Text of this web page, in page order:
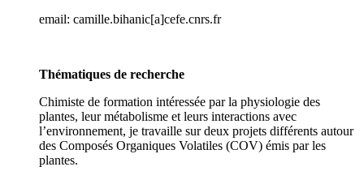
email: camille.bihanic[a]cefe.cnrs.fr
Thématiques de recherche
Chimiste de formation intéressée par la physiologie des
plantes, leur métabolisme et leurs interactions avec
l’environnement, je travaille sur deux projets différents autour
des Composés Organiques Volatiles (COV) émis par les
plantes.